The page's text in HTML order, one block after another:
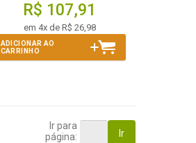
R$ 107,91
em 4x de R$ 26,98
ADICIONAR AO
CARRINHO
Ir para
página:
Ir